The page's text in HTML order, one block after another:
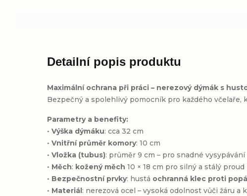
Detailní popis produktu
Maximální ochrana při práci – nerezový dýmák s
Bezpečný a spolehlivý pomocník pro každého
Parametry a benefity:
•Výška dýmáku: cca 32 cm
•Vnitřní průměr komory: 10 cm
•Vložka (tubus): průměr 9 cm – pro snadné
• Měch: kožený měch 10 × 18 cm pro silný a stálý proud
• Bezpečnostní prvky: hustá ochranná klec proti
• Materiál : nerezová ocel – vysoká odolnost vůči žáru a